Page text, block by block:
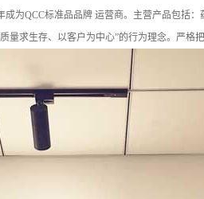
为QCC标准品品牌 运营商。主营产品包括
求生存、以客户为中心”的行为理念。严格